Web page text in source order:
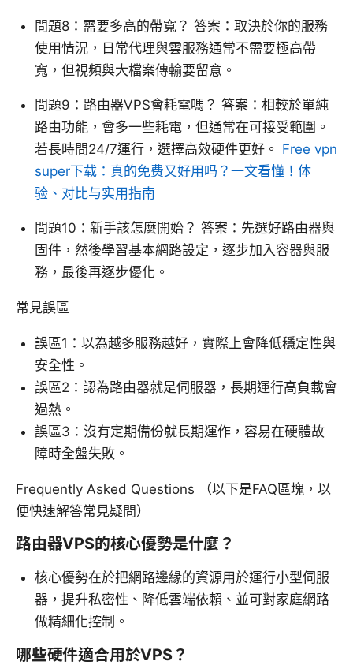
問題8：需要多高的帶寬？ 答案：取決於你的服務
使用情況，日常代理與雲服務通常不需要極高帶
寬，但視頻與大檔案傳輸要留意。
問題9：路由器VPS會耗電嗎？ 答案：相較於單純
路由功能，會多一些耗電，但通常在可接受範圍。
若長時間24/7運行，選擇高效硬件更好。 Free vpn
super下载：真的免费又好用吗？一文看懂！体
验、对比与实用指南
問題10：新手該怎麼開始？ 答案：先選好路由器與
固件，然後學習基本網路設定，逐步加入容器與服
務，最後再逐步優化。
常見誤區
誤區1：以為越多服務越好，實際上會降低穩定性與
安全性。
誤區2：認為路由器就是伺服器，長期運行高負載會
過熱。
誤區3：沒有定期備份就長期運作，容易在硬體故
障時全盤失敗。
Frequently Asked Questions （以下是FAQ區塊，以
便快速解答常見疑問）
路由器VPS的核心優勢是什麼？
核心優勢在於把網路邊緣的資源用於運行小型伺服
器，提升私密性、降低雲端依賴、並可對家庭網路
做精細化控制。
哪些硬件適合用於VPS？